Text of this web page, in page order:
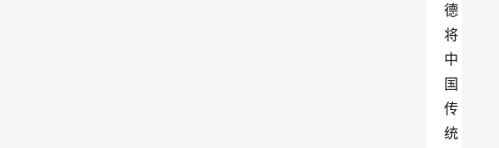
德
将
中
国
传
统